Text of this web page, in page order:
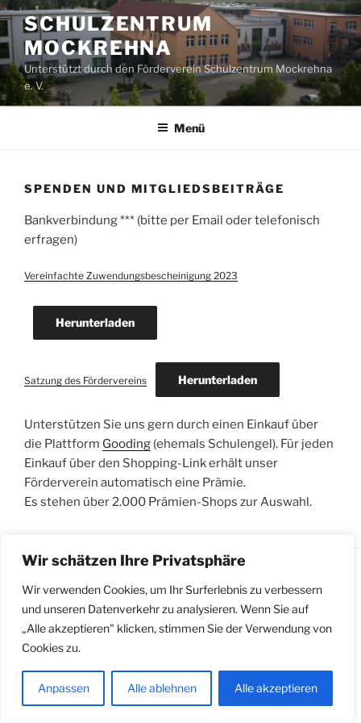
Wir schätzen Ihre Privatsphäre
Wir verwenden Cookies, um Ihr Surferlebnis zu verbessern
und unseren Datenverkehr zu analysieren. Wenn Sie auf
„Alle akzeptieren" klicken, stimmen Sie der Verwendung von
Cookies zu.
Anpassen Alle ablehnen Alle akzeptieren
Zum
Inhalt
springen
SCHULZENTRUM
MOCKREHNA
Unterstützt durch den Förderverein Schulzentrum Mockrehna
e. V.
Menü
SPENDEN UND MITGLIEDSBEITRÄGE
Bankverbindung *** (bitte per Email oder telefonisch
erfragen)
Vereinfachte Zuwendungsbescheinigung 2023
Herunterladen
Satzung des Fördervereins Herunterladen
Unterstützen Sie uns gern durch einen Einkauf über
die Plattform Gooding (ehemals Schulengel). Für jeden
Einkauf über den Shopping-Link erhält unser
Förderverein automatisch eine Prämie.
Es stehen über 2.000 Prämien-Shops zur Auswahl.
Impressum